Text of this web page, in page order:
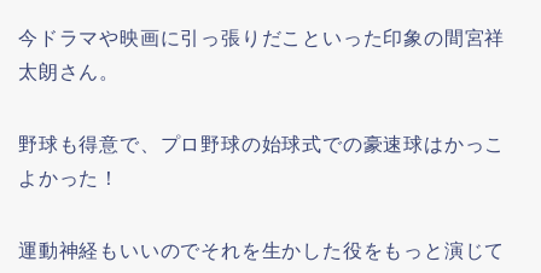
今ドラマや映画に引っ張りだこといった印象の間宮祥
太朗さん。
野球も得意で、プロ野球の始球式での豪速球はかっこ
よかった！
運動神経もいいのでそれを生かした役をもっと演じて